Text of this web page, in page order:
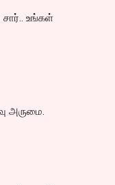
உங்கள்
அருமை.